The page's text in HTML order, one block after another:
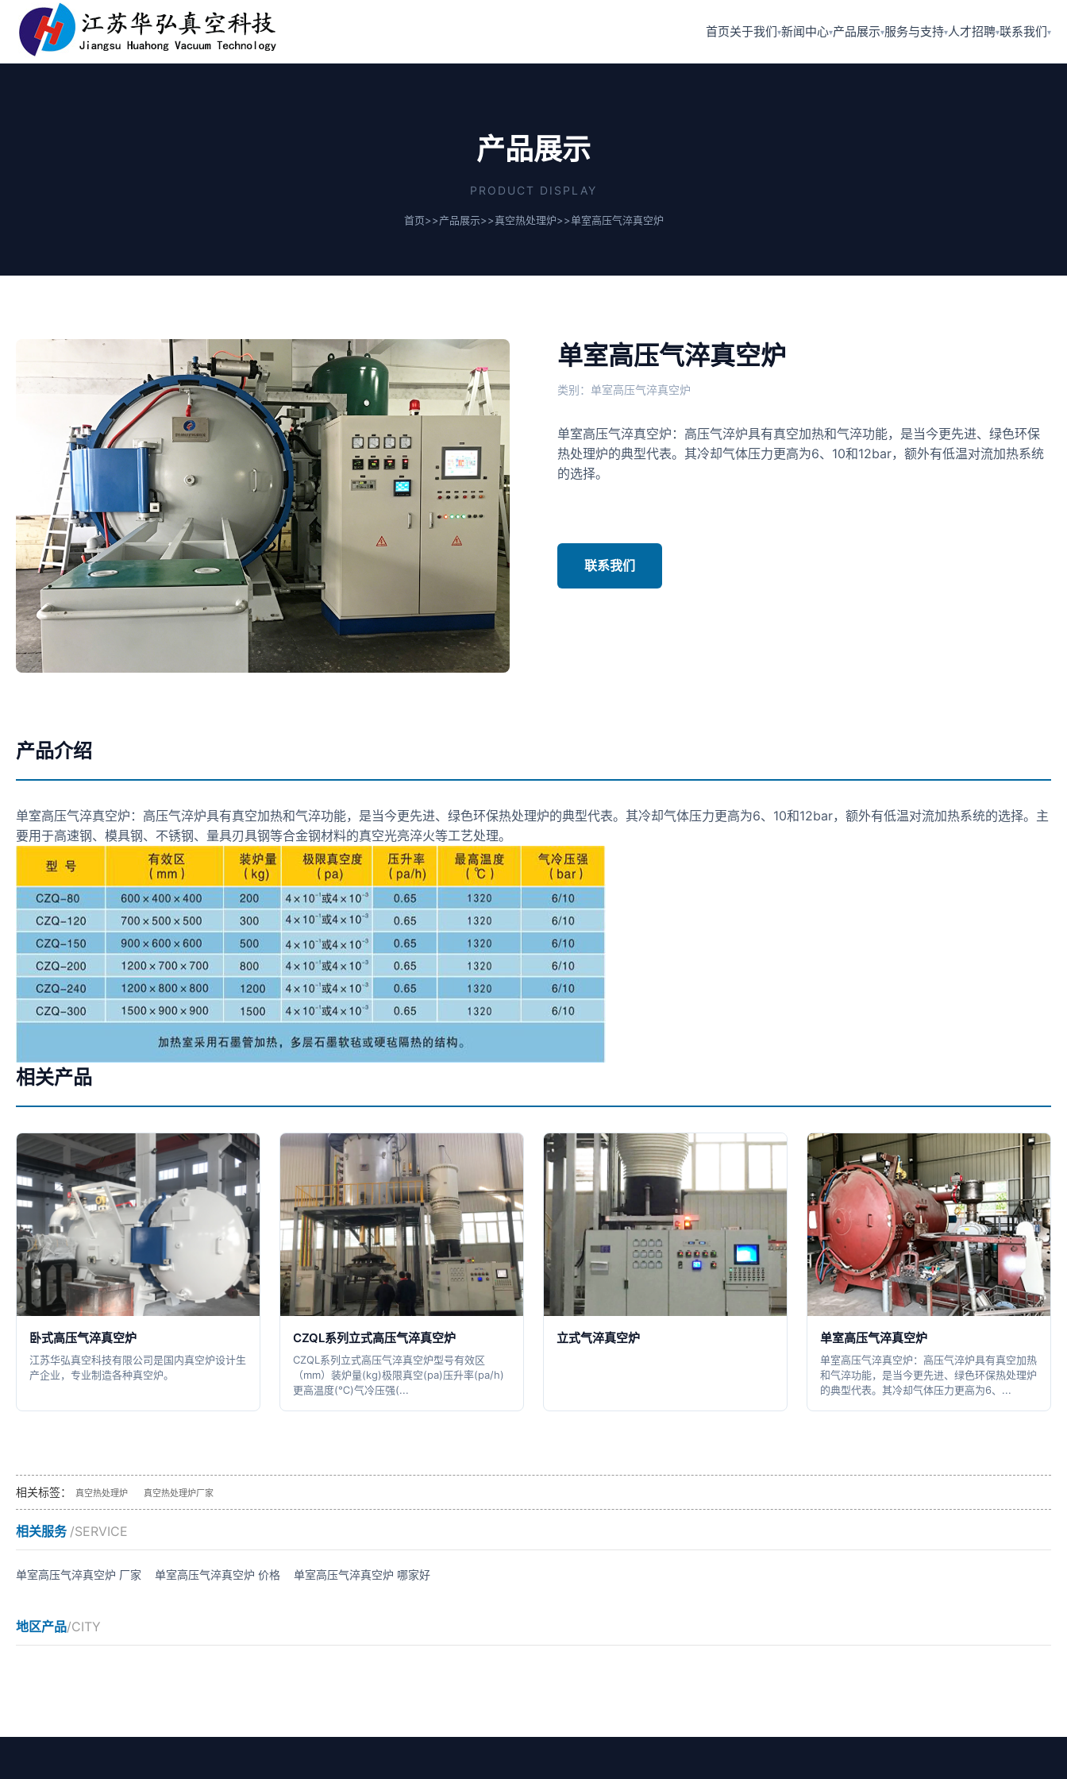
首页关于我们▾新闻中心▾产品展示▾服务与支持▾人才招聘▾联系我们▾
产品展示
PRODUCT DISPLAY
首页>>产品展示>>真空热处理炉>>单室高压气淬真空炉
单室高压气淬真空炉
类别：单室高压气淬真空炉
单室高压气淬真空炉：高压气淬炉具有真空加热和气淬功能，是当今更先进、绿色环保
热处理炉的典型代表。其冷却气体压力更高为6、10和12bar，额外有低温对流加热系统
的选择。
联系我们
产品介绍
单室高压气淬真空炉：高压气淬炉具有真空加热和气淬功能，是当今更先进、绿色环保热处理炉的典型代表。其冷却气体压力更高为6、10和12bar，额外有低温对流加热系统的选择。主
要用于高速钢、模具钢、不锈钢、量具刃具钢等合金钢材料的真空光亮淬火等工艺处理。
相关产品
卧式高压气淬真空炉
江苏华弘真空科技有限公司是国内真空炉设计生
产企业，专业制造各种真空炉。
CZQL系列立式高压气淬真空炉
CZQL系列立式高压气淬真空炉型号有效区
（mm）装炉量(kg)极限真空(pa)压升率(pa/h)
更高温度(℃)气冷压强(...
立式气淬真空炉 单室高压气淬真空炉
单室高压气淬真空炉：高压气淬炉具有真空加热
和气淬功能，是当今更先进、绿色环保热处理炉
的典型代表。其冷却气体压力更高为6、...
相关标签： 真空热处理炉 真空热处理炉厂家
相关服务 /SERVICE
单室高压气淬真空炉 厂家 单室高压气淬真空炉 价格 单室高压气淬真空炉 哪家好
地区产品/CITY